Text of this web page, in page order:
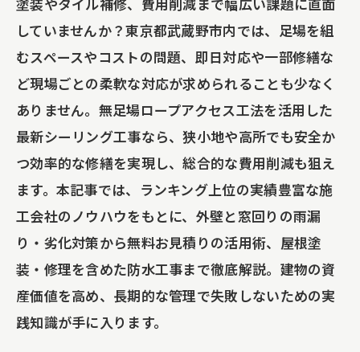
していませんか？東京都武蔵野市内では、足場を組
むスペースやコストの問題、即日対応や一部修繕な
ど現場ごとの柔軟な対応が求められることも少なく
ありません。無足場ロープアクセス工法を活用した
最新シーリング工事なら、狭小地や高所でも安全か
つ効率的な修繕を実現し、総合的な費用削減も狙え
ます。本記事では、ランキング上位の実績豊富な施
工会社のノウハウをもとに、外壁と窓回りの雨漏
り・劣化対策から無料お見積りの活用術、屋根塗
装・修理を含めた防水工事まで徹底解説。建物の資
産価値を高め、長期的な管理で失敗しないための実
践知識が手に入ります。